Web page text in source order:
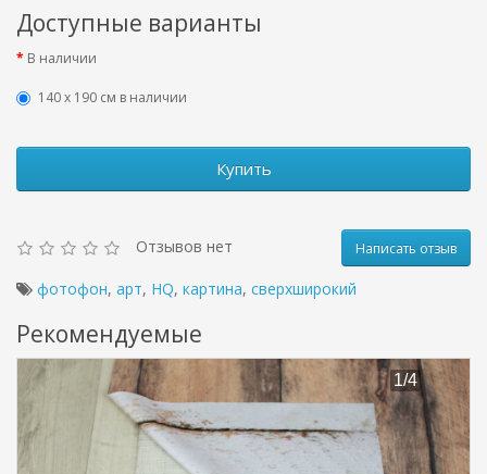
Доступные варианты
В наличии
140 х 190 см в наличии
Купить
Отзывов нет Написать отзыв
фотофон, арт, HQ, картина, сверхширокий
Рекомендуемые